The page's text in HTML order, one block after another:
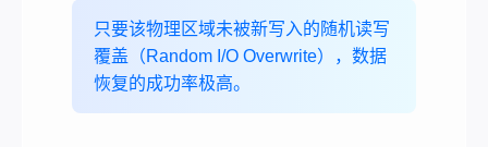
只要该物理区域未被新写入的随机读写
覆盖（Random I/O Overwrite），数据
恢复的成功率极高。